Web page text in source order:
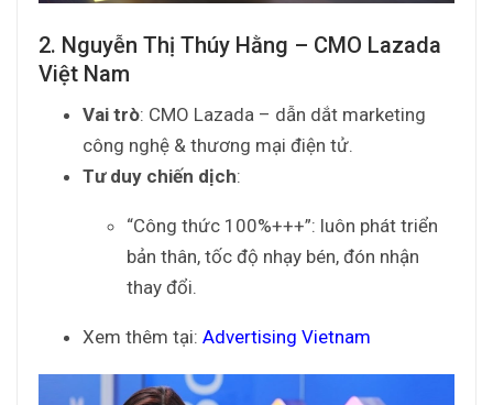
2. Nguyễn Thị Thúy Hằng – CMO Lazada
Việt Nam
Vai trò: CMO Lazada – dẫn dắt marketing
công nghệ & thương mại điện tử.
Tư duy chiến dịch:
“Công thức 100%+++”: luôn phát triển
bản thân, tốc độ nhạy bén, đón nhận
thay đổi.
Xem thêm tại: Advertising Vietnam